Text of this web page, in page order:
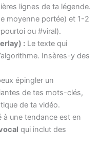
lignes de ta légende.
moyenne portée) et 1-2
ou #viral).
: Le texte qui
Insères-y des
épingler un
de tes mots-clés,
de ta vidéo.
une tendance est en
qui inclut des